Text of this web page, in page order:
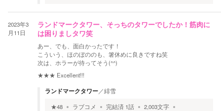
2023年3
月11日
ランドマークタワー、そっちのタワーでしたか！筋肉に
は困りましタワ笑
あー、でも、面白かったです！
こういう、ほのぼののも、箸休めに良きですね笑
次は、ホラーが待ってそう(^^)
★★★ Excellent!!!
ランドマークタワー／緋雪
★48 ラブコメ 完結済 1話 2,003文字